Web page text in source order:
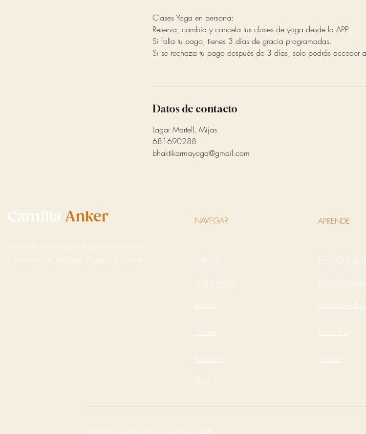
Clases Yoga en persona:
Reserva, cambia y cancela tus clases de yoga desde la APP.
Si falla tu pago, tienes 3 días de gracia programadas.
Si se rechaza tu pago después de 3 días, solo podrás acceder
Datos de contacto
Lagar Martell, Mijas
681690288
bhaktikarmayoga@gmail.com
Camilla Anker
Ayurveda clínica para digestión, hormonas
e inflamación. Málaga, España & Online.
NAVEGAR
Método
AGNI House
Retiros
Tienda
Sobre mí
APRENDE
Test AGNI
Test AMA
Llamada
Guía 3-D
Podcast
Blog
© 2026 Camilla Anker · Salud Ayurveda®